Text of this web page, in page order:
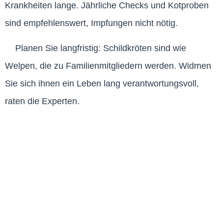
Krankheiten lange. Jährliche Checks und Kotproben
sind empfehlenswert, Impfungen nicht nötig.
Planen Sie langfristig: Schildkröten sind wie
Welpen, die zu Familienmitgliedern werden. Widmen
Sie sich ihnen ein Leben lang verantwortungsvoll,
raten die Experten.